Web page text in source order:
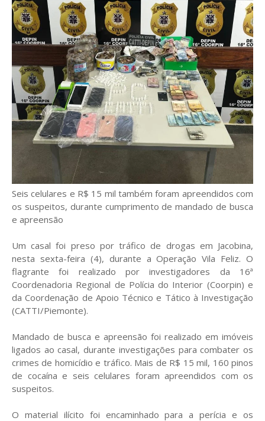
Seis celulares e R$ 15 mil também foram apreendidos com
os suspeitos, durante cumprimento de mandado de busca
e apreensão
Um casal foi preso por tráfico de drogas em Jacobina,
nesta sexta-feira (4), durante a Operação Vila Feliz. O
flagrante foi realizado por investigadores da 16ª
Coordenadoria Regional de Polícia do Interior (Coorpin) e
da Coordenação de Apoio Técnico e Tático à Investigação
(CATTI/Piemonte).
Mandado de busca e apreensão foi realizado em imóveis
ligados ao casal, durante investigações para combater os
crimes de homicídio e tráfico. Mais de R$ 15 mil, 160 pinos
de cocaína e seis celulares foram apreendidos com os
suspeitos.
O material ilícito foi encaminhado para a perícia e os